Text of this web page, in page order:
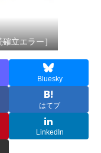
確立エラー］
Bluesky
はてブ
LinkedIn